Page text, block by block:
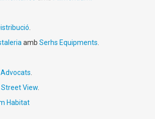
amb Serhs Equipments
Street View
Habitat